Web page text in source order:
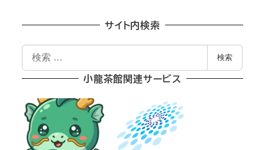
サイト内検索
検
索
検索
小龍茶館関連サービス